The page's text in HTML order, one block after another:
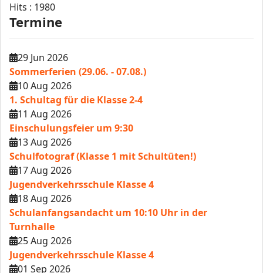
Hits : 1980
Termine
29 Jun 2026
Sommerferien (29.06. - 07.08.)
10 Aug 2026
1. Schultag für die Klasse 2-4
11 Aug 2026
Einschulungsfeier um 9:30
13 Aug 2026
Schulfotograf (Klasse 1 mit Schultüten!)
17 Aug 2026
Jugendverkehrsschule Klasse 4
18 Aug 2026
Schulanfangsandacht um 10:10 Uhr in der
Turnhalle
25 Aug 2026
Jugendverkehrsschule Klasse 4
01 Sep 2026